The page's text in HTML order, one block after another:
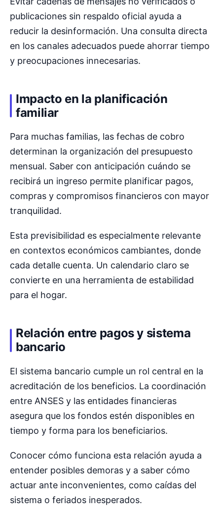
publicaciones sin respaldo oficial ayuda a
reducir la desinformación. Una consulta directa
en los canales adecuados puede ahorrar tiempo
y preocupaciones innecesarias.
Impacto en la planificación
familiar
Para muchas familias, las fechas de cobro
determinan la organización del presupuesto
mensual. Saber con anticipación cuándo se
recibirá un ingreso permite planificar pagos,
compras y compromisos financieros con mayor
tranquilidad.
Esta previsibilidad es especialmente relevante
en contextos económicos cambiantes, donde
cada detalle cuenta. Un calendario claro se
convierte en una herramienta de estabilidad
para el hogar.
Relación entre pagos y sistema
bancario
El sistema bancario cumple un rol central en la
acreditación de los beneficios. La coordinación
entre ANSES y las entidades financieras
asegura que los fondos estén disponibles en
tiempo y forma para los beneficiarios.
Conocer cómo funciona esta relación ayuda a
entender posibles demoras y a saber cómo
actuar ante inconvenientes, como caídas del
sistema o feriados inesperados.